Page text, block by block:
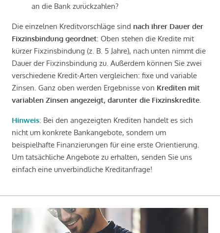
an die Bank zurückzahlen?
Die einzelnen Kreditvorschläge sind nach ihrer Dauer der
Fixzinsbindung geordnet: Oben stehen die Kredite mit
kürzer Fixzinsbindung (z. B. 5 Jahre), nach unten nimmt die
Dauer der Fixzinsbindung zu. Außerdem können Sie zwei
verschiedene Kredit-Arten vergleichen: fixe und variable
Zinsen. Ganz oben werden Ergebnisse von Krediten mit
variablen Zinsen angezeigt, darunter die Fixzinskredite
Hinweis: Bei den angezeigten Krediten handelt es sich
nicht um konkrete Bankangebote, sondern um
beispielhafte Finanzierungen für eine erste Orientierung.
Um tatsächliche Angebote zu erhalten, senden Sie uns
einfach eine unverbindliche Kreditanfrage!